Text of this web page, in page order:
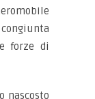
forze di
nascosto